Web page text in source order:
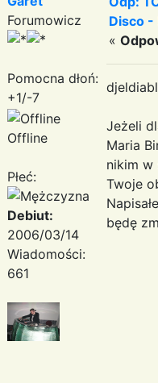
Forumowicz
Pomocna dłoń:
+1/-7
Offline
Płeć:
Debiut:
2006/03/14
Wiadomości:
661
Disco -
«
Jeżeli
Maria
nikim w
Twoje
będę